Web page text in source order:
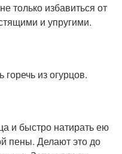
только избавиться от
и упругими.
горечь из огурцов.
и быстро натирать ею
пены. Делают это до